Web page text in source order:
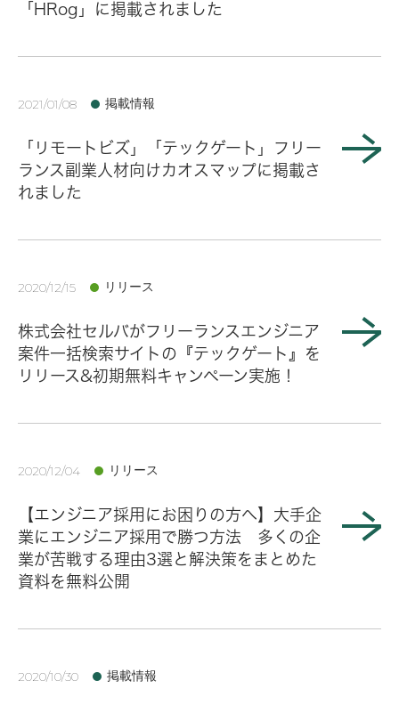
「HRog」に掲載されました
2021/01/08 掲載情報
「リモートビズ」「テックゲート」フリー
ランス副業人材向けカオスマップに掲載さ
れました
2020/12/15 リリース
株式会社セルバがフリーランスエンジニア
案件一括検索サイトの『テックゲート』を
リリース&初期無料キャンペーン実施！
2020/12/04 リリース
【エンジニア採用にお困りの方へ】大手企
業にエンジニア採用で勝つ方法 多くの企
業が苦戦する理由3選と解決策をまとめた
資料を無料公開
2020/10/30 掲載情報